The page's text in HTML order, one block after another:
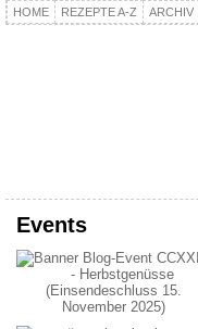
HOME REZEPTE A-Z ARCHIV
Events